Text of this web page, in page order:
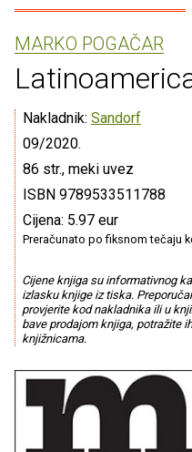
MARKO POGAČAR
Nakladnik: Sandorf
09/2020.
86 str., meki uvez
ISBN 9789533511788
Cijena: 5.97 eur
Preračunato po fiksnom tečaju
Cijene knjiga su informativnog
izlasku knjige iz tiska.
provjerite kod nakladnika ili u
bave prodajom knjiga, potražite
knjižnicama.